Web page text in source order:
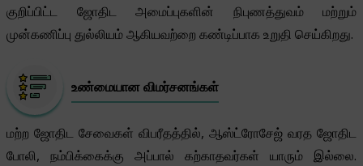
குறிப்பிட்ட ஜோதிட அமைப்புகளின் நிபுணத்துவம் மற்றும்
முன்கணிப்பு துல்லியம் ஆகியவற்றை கண்டிப்பாக உறுதி செய்கிறது.
உண்மையான விமர்சனங்கள்
மற்ற ஜோதிட சேவைகள் விபரீதத்தில், ஆஸ்ட்ரோசேஜ் வரத ஜோதிட
போலி, நம்பிக்கைக்கு அப்பால் கற்காதவர்கள் யாரும் இல்லை.